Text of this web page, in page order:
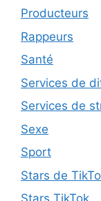
Producteurs
Rappeurs
Santé
Services de
Services de
Sexe
Sport
Stars de